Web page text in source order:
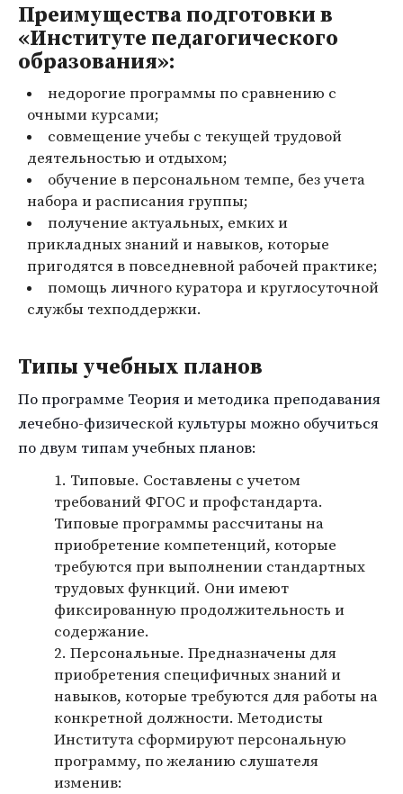
Преимущества подготовки в
«Институте педагогического
образования»:
недорогие программы по сравнению с
очными курсами;
совмещение учебы с текущей трудовой
деятельностью и отдыхом;
обучение в персональном темпе, без учета
набора и расписания группы;
получение актуальных, емких и
прикладных знаний и навыков, которые
пригодятся в повседневной рабочей практике;
помощь личного куратора и круглосуточной
службы техподдержки.
Типы учебных планов
По программе Теория и методика преподавания
лечебно-физической культуры можно обучиться
по двум типам учебных планов:
Типовые. Составлены с учетом
требований ФГОС и профстандарта.
Типовые программы рассчитаны на
приобретение компетенций, которые
требуются при выполнении стандартных
трудовых функций. Они имеют
фиксированную продолжительность и
содержание.
Персональные. Предназначены для
приобретения специфичных знаний и
навыков, которые требуются для работы на
конкретной должности. Методисты
Института сформируют персональную
программу, по желанию слушателя
изменив: